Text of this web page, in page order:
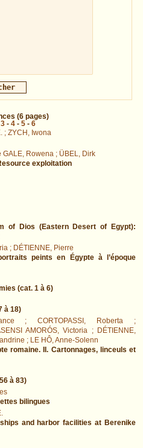
(6 pages)
3 - 4 - 5 - 6
; ZYCH, Iwona
GALE, Rowena ; ÜBEL, Dirk
exploitation
of Dios (Eastern Desert of Egypt):
; DÉTIENNE, Pierre
peints en Égypte à l’époque
(cat. 1 à 6)
à 18)
; CORTOPASSI, Roberta ;
AMORÓS, Victoria ; DÉTIENNE,
; LE HÔ, Anne-Solenn
romaine. II. Cartonnages, linceuls et
à 83)
bilingues
and harbor facilities at Berenike